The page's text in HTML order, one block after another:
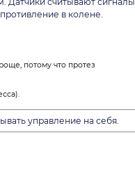
в колене.
потому что протез
управление на себя.